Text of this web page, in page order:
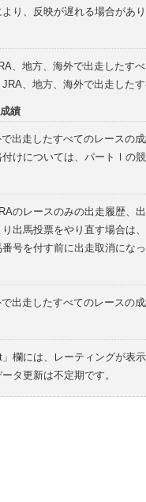
り、反映が遅れる場合があ
、地方、海外で出走したす
JRA、地方、海外で出走した
績
出走したすべてのレースの
けについては、パートⅠの
のレースのみの出走履歴、
出馬投票をやり直す場合は
号を付す前に出走取消にな
出走したすべてのレースの
欄には、レーティングが表
タ更新は不定期です。